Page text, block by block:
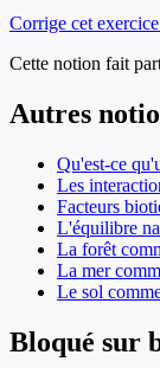
Corrige cet
Cette notion fait
Autres
Qu'est-ce
Les
Facteurs
L'équilibre
La forêt
La mer
Le sol
Bloqué sur